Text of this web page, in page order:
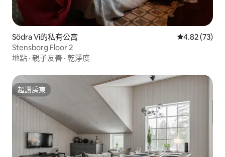
Södra Vi的私有公寓 從 73 則評價
4.82 (73)
Stensborg Floor 2
地點 · 親子友善 · 乾淨度
超讚房東
超讚房東